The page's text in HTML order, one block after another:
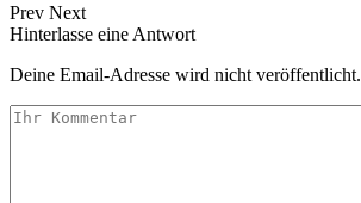
Prev Next
Hinterlasse eine Antwort
Deine Email-Adresse wird nicht veröffentlicht.